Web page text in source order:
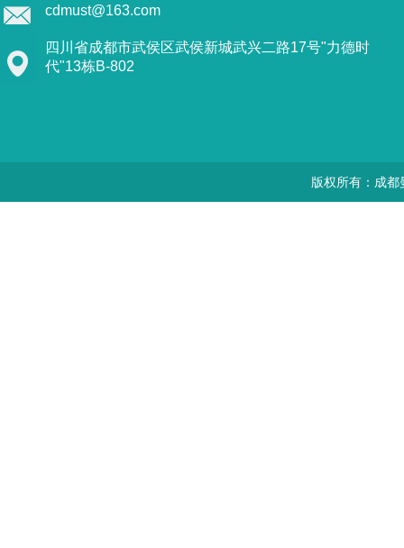
cdmust@163.com
四川省成都市武侯区武侯新城武兴二路17号"力德时
代"13栋B-802
版权所有：成